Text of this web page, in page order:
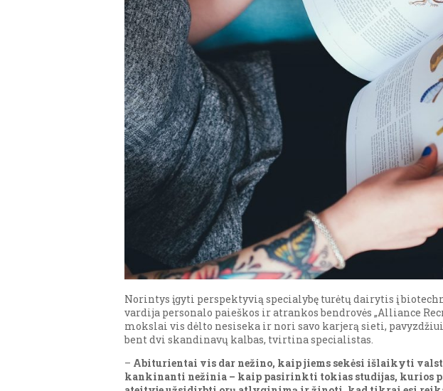
Norintys įgyti perspektyvią specialybę turėtų dairytis į
vardija personalo paieškos ir atrankos bendrovės „Alliance
mokslai vis dėlto nesiseka ir nori savo karjerą sieti,
bent dvi skandinavų kalbas, tvirtina specialistas.
– Abiturientai vis dar nežino, kaip jiems sekėsi išlaikyti
kankinanti nežinia – kaip pasirinkti tokias studijas, kurios